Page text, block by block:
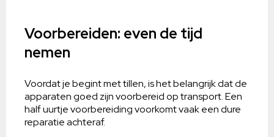
Voorbereiden: even de tijd
nemen
Voordat je begint met tillen, is het belangrijk dat de
apparaten goed zijn voorbereid op transport. Een
half uurtje voorbereiding voorkomt vaak een dure
reparatie achteraf.